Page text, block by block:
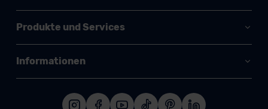
Produkte und Services
Informationen